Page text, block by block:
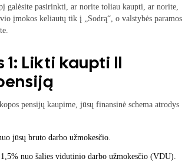
galėsite pasirinkti, ar norite toliau kaupti, ar norite,
įmokos keliautų tik į „Sodrą“, o valstybės paramos
1: Likti kaupti II
pensijų kaupime, jūsų finansinė schema atrodys
jūsų bruto darbo užmokesčio.
1,5% nuo šalies vidutinio darbo užmokesčio (VDU).